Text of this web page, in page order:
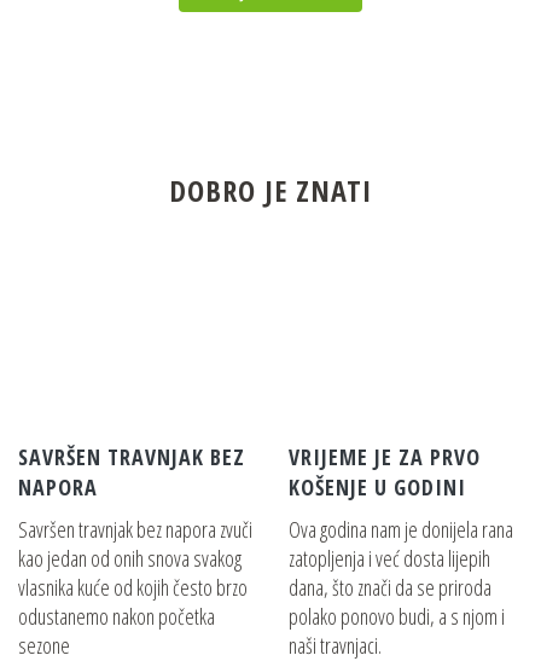
DOBRO JE ZNATI
SAVRŠEN TRAVNJAK BEZ
NAPORA
Savršen travnjak bez napora zvuči
kao jedan od onih snova svakog
vlasnika kuće od kojih često brzo
odustanemo nakon početka
sezone
VRIJEME JE ZA PRVO
KOŠENJE U GODINI
Ova godina nam je donijela rana
zatopljenja i već dosta lijepih
dana, što znači da se priroda
polako ponovo budi, a s njom i
naši travnjaci.